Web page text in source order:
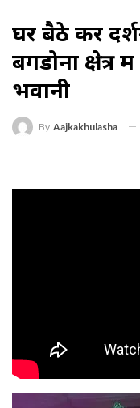
घर बैठे करें
बगडोना क्षेत्र
भवानी
By Aajkakhulasha